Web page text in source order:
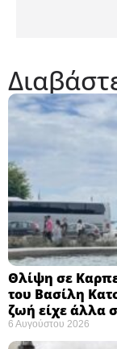
Θλίψη σε
του Βασίλη
ζωή είχε άλλα
6 Αυγούστου 2026